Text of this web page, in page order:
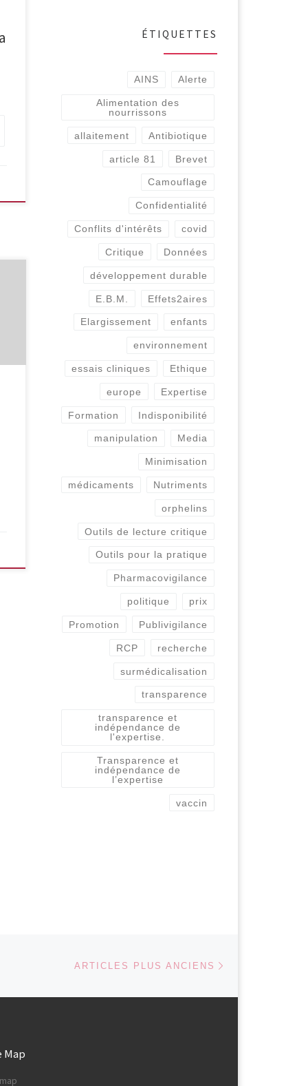
ÉTIQUETTES
AINS Alerte
Alimentation des
nourrissons
allaitement Antibiotique
article 81 Brevet
Camouflage
Confidentialité
Conflits d'intérêts covid
Critique Données
développement durable
E.B.M. Effets2aires
Elargissement enfants
environnement
essais cliniques Ethique
europe Expertise
Formation Indisponibilité
manipulation Media
Minimisation
médicaments Nutriments
orphelins
Outils de lecture critique
Outils pour la pratique
Pharmacovigilance
politique prix
Promotion Publivigilance
RCP recherche
surmédicalisation
transparence
transparence et
indépendance de
l'expertise.
Transparence et
indépendance de
l’expertise
vaccin
ARTICLES PLUS ANCIENS
Map